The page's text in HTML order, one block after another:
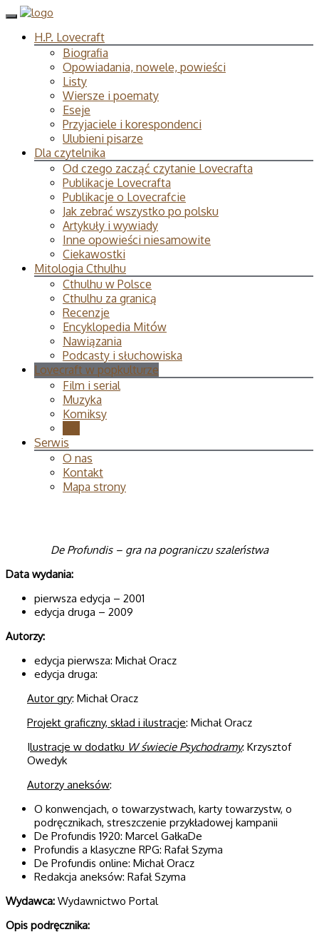
H.P. Lovecraft
Biografia
Opowiadania, nowele, powieści
Listy
Wiersze i poematy
Eseje
Przyjaciele i korespondenci
Ulubieni pisarze
Dla czytelnika
Od czego zacząć czytanie Lovecrafta
Publikacje Lovecrafta
Publikacje o Lovecrafcie
Jak zebrać wszystko po polsku
Artykuły i wywiady
Inne opowieści niesamowite
Ciekawostki
Mitologia Cthulhu
Cthulhu w Polsce
Cthulhu za granicą
Recenzje
Encyklopedia Mitów
Nawiązania
Podcasty i słuchowiska
Lovecraft w popkulturze
Film i serial
Muzyka
Komiksy
Serwis
O nas
Kontakt
Mapa strony
De Profundis – gra na pograniczu szaleństwa
Data wydania:
pierwsza edycja – 2001
edycja druga – 2009
Autorzy:
edycja pierwsza: Michał Oracz
edycja druga:
Autor gry: Michał Oracz
Projekt graficzny, skład i ilustracje: Michał Oracz
Ilustracje w dodatku W świecie Psychodramy: Krzysztof
Owedyk
Autorzy aneksów:
O konwencjach, o towarzystwach, karty towarzystw, o
podręcznikach, streszczenie przykładowej kampanii
De Profundis 1920: Marcel GałkaDe
Profundis a klasyczne RPG: Rafał Szyma
De Profundis online: Michał Oracz
Redakcja aneksów: Rafał Szyma
Wydawca: Wydawnictwo Portal
Opis podręcznika: